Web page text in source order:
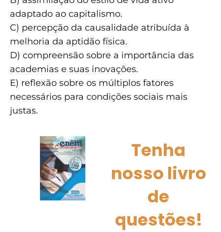
adaptado ao capitalismo.
C) percepção da causalidade atribuída à
melhoria da aptidão física.
D) compreensão sobre a importância das
academias e suas inovações.
E) reflexão sobre os múltiplos fatores
necessários para condições sociais mais
justas.
Tenha
nosso livro
de
questões!